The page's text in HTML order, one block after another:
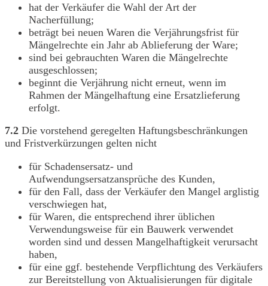
hat der Verkäufer die Wahl der Art der
Nacherfüllung;
beträgt bei neuen Waren die Verjährungsfrist für
Mängelrechte ein Jahr ab Ablieferung der Ware;
sind bei gebrauchten Waren die Mängelrechte
ausgeschlossen;
beginnt die Verjährung nicht erneut, wenn im
Rahmen der Mängelhaftung eine Ersatzlieferung
erfolgt.
7.2 Die vorstehend geregelten Haftungsbeschränkungen
und Fristverkürzungen gelten nicht
für Schadensersatz- und
Aufwendungsersatzansprüche des Kunden,
für den Fall, dass der Verkäufer den Mangel arglistig
verschwiegen hat,
für Waren, die entsprechend ihrer üblichen
Verwendungsweise für ein Bauwerk verwendet
worden sind und dessen Mangelhaftigkeit verursacht
haben,
für eine ggf. bestehende Verpflichtung des Verkäufers
zur Bereitstellung von Aktualisierungen für digitale